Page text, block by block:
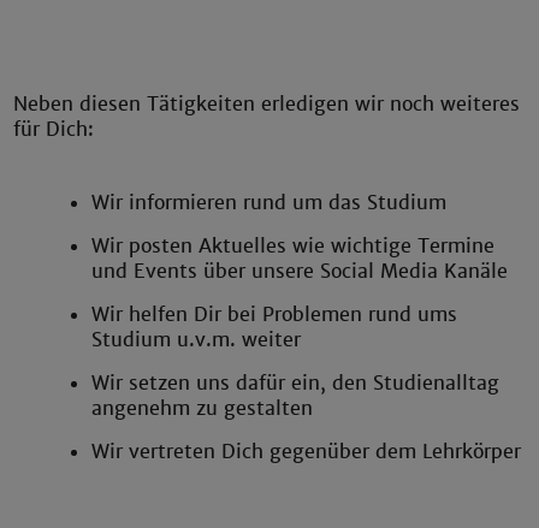
Neben diesen Tätigkeiten erledigen wir noch weiteres
für Dich:
Wir informieren rund um das Studium
Wir posten Aktuelles wie wichtige Termine
und Events über unsere Social Media Kanäle
Wir helfen Dir bei Problemen rund ums
Studium u.v.m. weiter
Wir setzen uns dafür ein, den Studienalltag
angenehm zu gestalten
Wir vertreten Dich gegenüber dem Lehrkörper